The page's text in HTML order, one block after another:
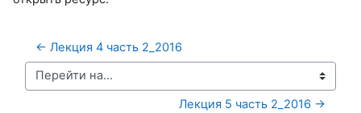
← Лекция 4 часть 2_2016
Перейти на...
Лекция 5 часть 2_2016 →